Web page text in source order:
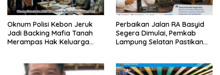
Oknum Polisi Kebon Jeruk
Jadi Backing Mafia Tanah
Merampas Hak Keluarga
Perbaikan Jalan RA Basyid
Segera Dimulai, Pemkab
Lampung Selatan Pastikan